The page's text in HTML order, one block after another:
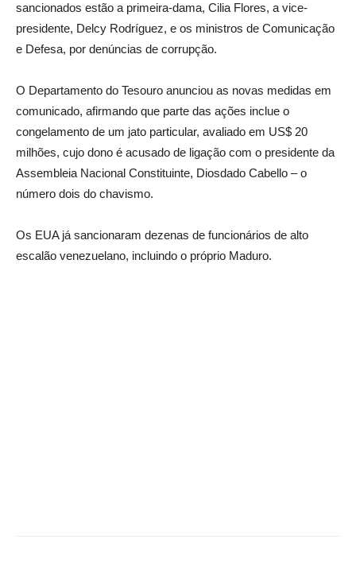
sancionados estão a primeira-dama, Cilia Flores, a vice-
presidente, Delcy Rodríguez, e os ministros de Comunicação
e Defesa, por denúncias de corrupção.
O Departamento do Tesouro anunciou as novas medidas em
comunicado, afirmando que parte das ações inclue o
congelamento de um jato particular, avaliado em US$ 20
milhões, cujo dono é acusado de ligação com o presidente da
Assembleia Nacional Constituinte, Diosdado Cabello – o
número dois do chavismo.
Os EUA já sancionaram dezenas de funcionários de alto
escalão venezuelano, incluindo o próprio Maduro.